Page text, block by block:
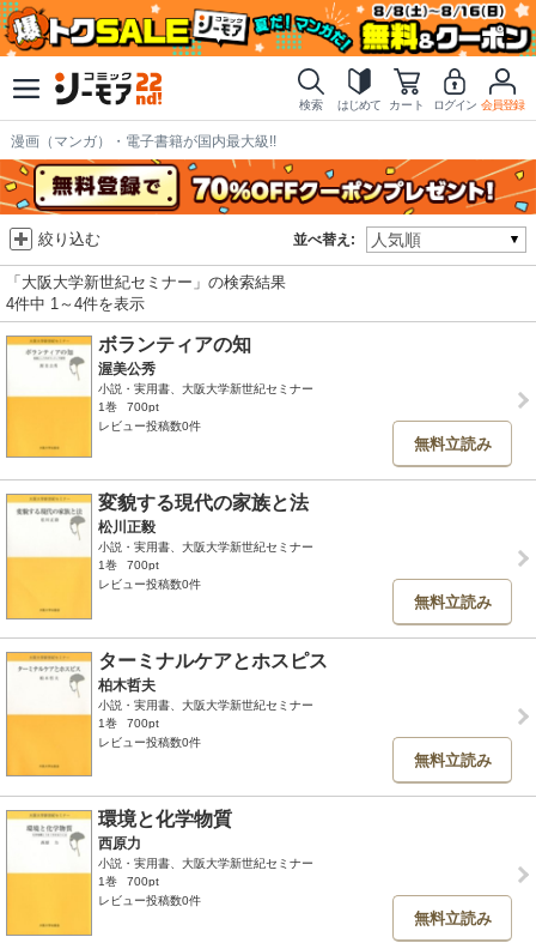
検索 はじめて カート ログイン 会員登録
漫画（マンガ）・電子書籍が国内最大級!!
並べ替え:
絞り込む
「大阪大学新世紀セミナー」の検索結果
4件中 1～4件を表示
ボランティアの知
渥美公秀
小説・実用書、大阪大学新世紀セミナー
1巻
700pt
レビュー投稿数0件
無料立読み
変貌する現代の家族と法
松川正毅
小説・実用書、大阪大学新世紀セミナー
1巻
700pt
レビュー投稿数0件
無料立読み
ターミナルケアとホスピス
柏木哲夫
小説・実用書、大阪大学新世紀セミナー
1巻
700pt
レビュー投稿数0件
無料立読み
環境と化学物質
西原力
小説・実用書、大阪大学新世紀セミナー
1巻
700pt
レビュー投稿数0件
無料立読み